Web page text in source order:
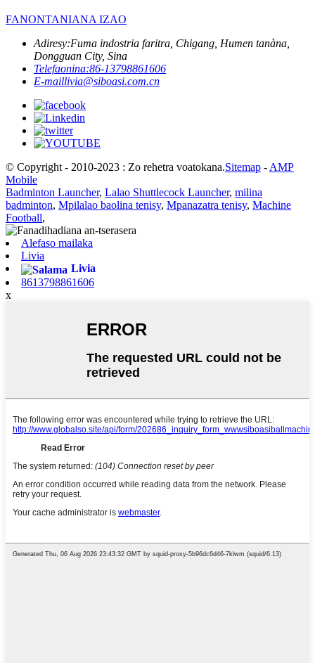
FANONTANIANA IZAO
Adiresy:Fuma indostria faritra, Chigang, Humen tanàna,
Dongguan City, Sina
Telefaonina:86-13798861606
E-maillivia@siboasi.com.cn
© Copyright - 2010-2023 : Zo rehetra voatokana.Sitemap -AMP
Mobile
Badminton Launcher, Lalao Shuttlecock Launcher, milina
badminton, Mpilalao baolina tenisy, Mpanazatra tenisy, Machine
Football,
Alefaso mailaka
Livia
Livia
8613798861606
x